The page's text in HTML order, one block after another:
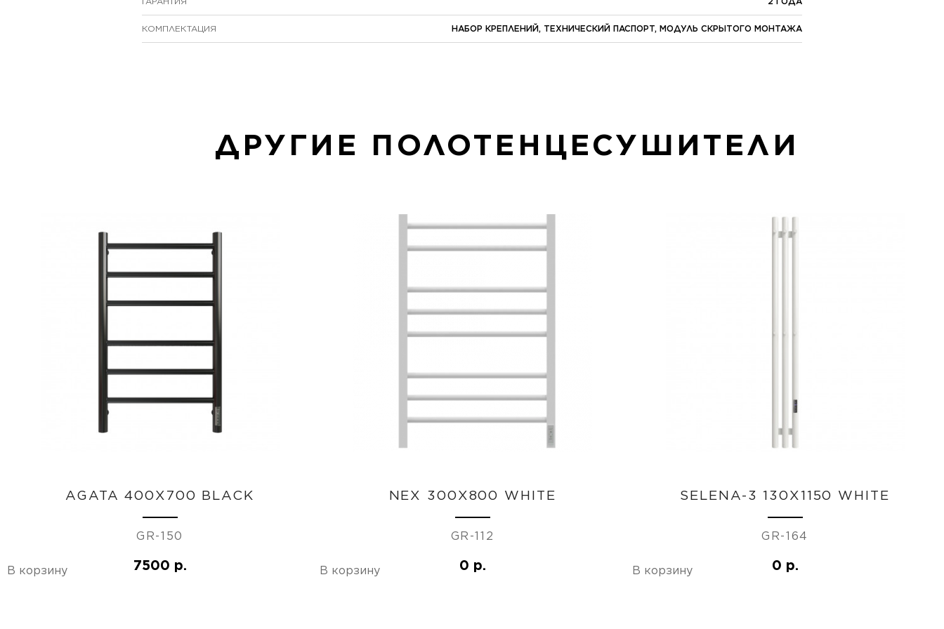
КОМПЛЕКТАЦИЯ НАБОР КРЕПЛЕНИЙ, ТЕХНИЧЕСКИЙ ПАСПОРТ, МОДУЛЬ СКРЫТОГО МОНТАЖА
ДРУГИЕ ПОЛОТЕНЦЕСУШИТЕЛИ
AGATA 400X700 BLACK
GR-150
7500 р.
В корзину
NEX 300Х800 WHITE
GR-112
0 р.
В корзину
SELENA-3 130X1150 WHITE
GR-164
0 р.
В корзину